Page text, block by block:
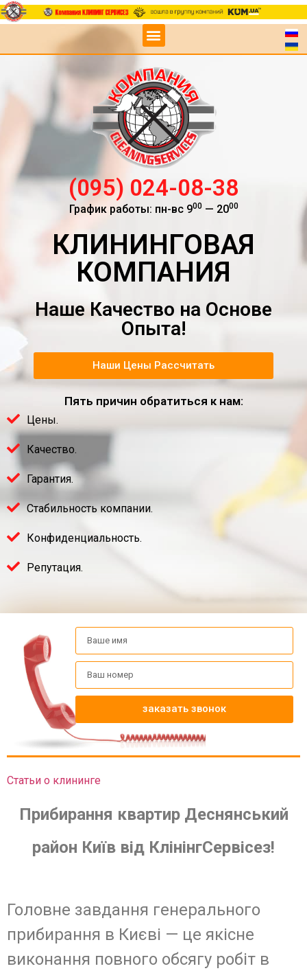
(095) 024-08-38
График работы: пн-вс 900— 2000
КЛИНИНГОВАЯ
КОМПАНИЯ
Наше Качество на Основе
Опыта!
Наши Цены Рассчитать
Пять причин обратиться к нам:
Цены.
Качество.
Гарантия.
Стабильность компании.
Конфиденциальность.
Репутация.
заказать звонок
Статьи о клининге
Прибирання квартир Деснянський
район Київ від КлінінгСервісез!
Головне завдання генерального
прибирання в Києві — це якісне
виконання повного обсягу робіт в